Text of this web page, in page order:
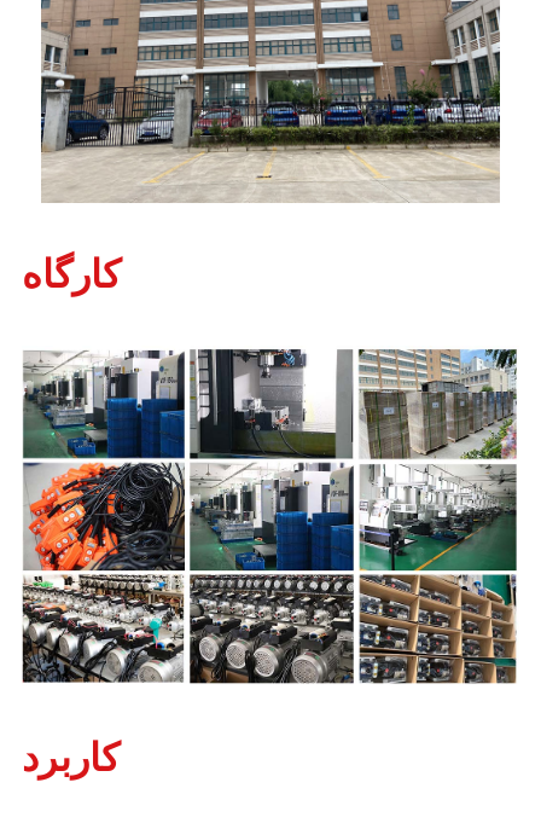
کارگاه
کاربرد